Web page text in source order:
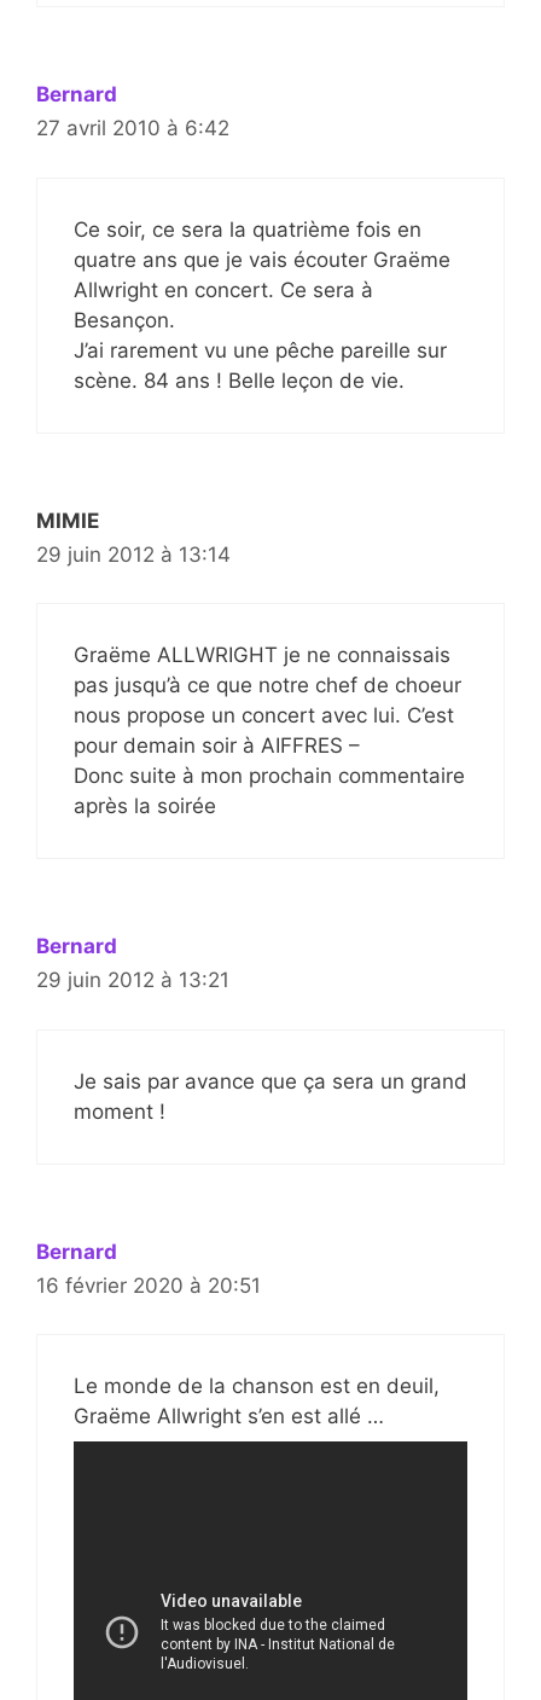
Bernard
27 avril 2010 à 6:42
Ce soir, ce sera la quatrième fois en
quatre ans que je vais écouter Graëme
Allwright en concert. Ce sera à
Besançon.
J’ai rarement vu une pêche pareille sur
scène. 84 ans ! Belle leçon de vie.
MIMIE
29 juin 2012 à 13:14
Graëme ALLWRIGHT je ne connaissais
pas jusqu’à ce que notre chef de choeur
nous propose un concert avec lui. C’est
pour demain soir à AIFFRES –
Donc suite à mon prochain commentaire
après la soirée
Bernard
29 juin 2012 à 13:21
Je sais par avance que ça sera un grand
moment !
Bernard
16 février 2020 à 20:51
Le monde de la chanson est en deuil,
Graëme Allwright s’en est allé …